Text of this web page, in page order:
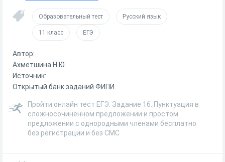
Образовательный тест Русский язык
11 класс ЕГЭ
Автор:
Ахметшина Н.Ю.
Источник:
Открытый банк заданий ФИПИ
Пройти онлайн тест ЕГЭ. Задание 16. Пунктуация в
сложносочинённом предложении и простом
предложении с однородными членами бесплатно
без регистрации и без СМС